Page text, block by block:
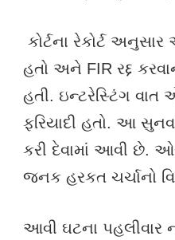
કોર્ટના રેકોર્ટ
હતો અને FIR રદ્દ
હતી. ઇન્ટરેસ્ટિંગ
ફરિયાદી હતો. આ
કરી દેવામાં આવી છે.
જનક હરકત ચર્ચાનો
આવી ઘટના પહલીવાર